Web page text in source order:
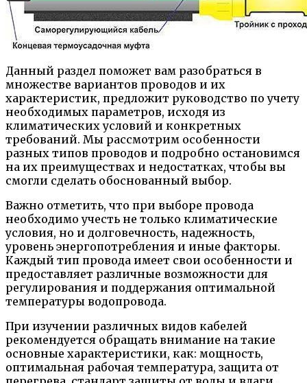
Данный раздел поможет вам разобраться в
множестве вариантов проводов и их
характеристик, предложит руководство по учету
необходимых параметров, исходя из
климатических условий и конкретных
требований. Мы рассмотрим особенности
разных типов проводов и подробно остановимся
на их преимуществах и недостатках, чтобы вы
смогли сделать обоснованный выбор.
Важно отметить, что при выборе провода
необходимо учесть не только климатические
условия, но и долговечность, надежность,
уровень энергопотребления и иные факторы.
Каждый тип провода имеет свои особенности и
предоставляет различные возможности для
регулирования и поддержания оптимальной
температуры водопровода.
При изучении различных видов кабелей
рекомендуется обращать внимание на такие
основные характеристики, как: мощность,
оптимальная рабочая температура, защита от